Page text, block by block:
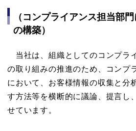
（コンプライアンス担当部
の構築）
当社は、組織としてのコンプラ
の取り組みの推進のため、コンプ
において、お客様情報の収集と分
す方法等を横断的に議論、提言し
せています。